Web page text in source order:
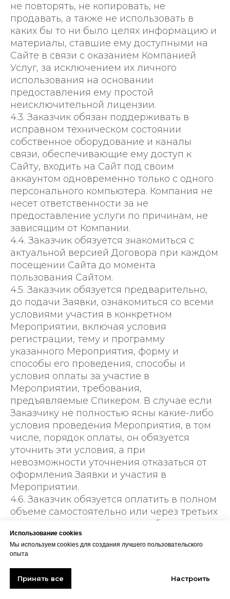
не повторять, не копировать, не
продавать, а также не использовать в
каких бы то ни было целях информацию и
материалы, ставшие ему доступными на
Сайте в связи с оказанием Компанией
Услуг, за исключением их личного
использования на основании
предоставления ему простой
неисключительной лицензии.
4.3. Заказчик обязан поддерживать в
исправном техническом состоянии
собственное оборудование и каналы
связи, обеспечивающие ему доступ к
Сайту, входить на Сайт под своим
аккаунтом одновременно только с одного
персонального компьютера. Компания не
несет ответственности за не
предоставление услуги по причинам, не
зависящим от Компании.
4.4. Заказчик обязуется знакомиться с
актуальной версией Договора при каждом
посещении Сайта до момента
пользования Сайтом.
4.5. Заказчик обязуется предварительно,
до подачи Заявки, ознакомиться со всеми
условиями участия в конкретном
Мероприятии, включая условия
регистрации, тему и программу
указанного Мероприятия, форму и
способы его проведения, способы и
условия оплаты за участие в
Мероприятии, требования,
предъявляемые Спикером. В случае если
Заказчику не полностью ясны какие-либо
условия проведения Мероприятия, в том
числе, порядок оплаты, он обязуется
уточнить эти условия, а при
невозможности уточнения отказаться от
оформления Заявки и участия в
Мероприятии.
4.6. Заказчик обязуется оплатить в полном
объеме самостоятельно или через третьих
лиц стоимость Электронного билета на
участие в Мероприятии. После оплаты
Электронного билета, Заявка считается
воспользоваться иной Услугой,
Использование cookies
Мы используем cookies для создания лучшего пользовательского
опыта
Принять все Настроить